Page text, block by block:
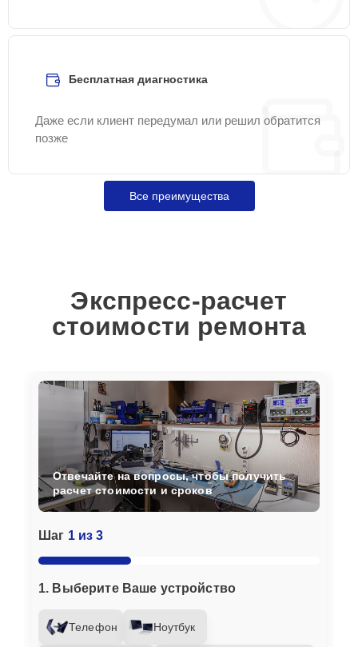
Бесплатная диагностика
Даже если клиент передумал или решил обратится
позже
Все преимущества
Экспресс-расчет
стоимости ремонта
Шаг 1 из 3
1. Выберите Ваше устройство
Телефон Ноутбук
Отвечайте на вопросы, чтобы получить
расчет стоимости и сроков